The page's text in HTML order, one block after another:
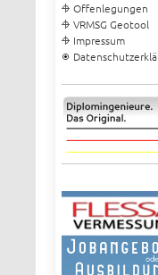
Offenlegungen
VRMSG Geotool
Impressum